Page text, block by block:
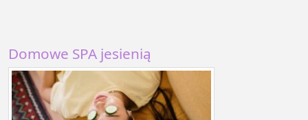
Domowe SPA jesienią